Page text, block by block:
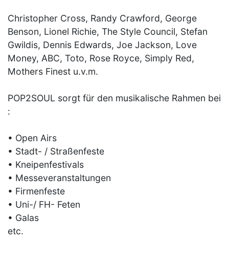
Christopher Cross, Randy Crawford, George
Benson, Lionel Richie, The Style Council, Stefan
Gwildis, Dennis Edwards, Joe Jackson, Love
Money, ABC, Toto, Rose Royce, Simply Red,
Mothers Finest u.v.m.
POP2SOUL sorgt für den musikalische Rahmen bei
:
• Open Airs
• Stadt- / Straßenfeste
• Kneipenfestivals
• Messeveranstaltungen
• Firmenfeste
• Uni-/ FH- Feten
• Galas
etc.